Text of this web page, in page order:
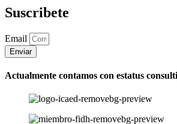
Suscribete
Email
Enviar
Actualmente contamos con estatus